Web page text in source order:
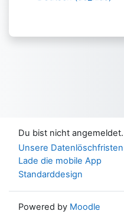
Du bist nicht angemeldet.
Unsere Datenlöschfristen
Lade die mobile App
Standarddesign
Powered by Moodle